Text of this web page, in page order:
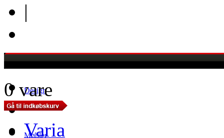
|
Design
Møbler
0 vare
Varia